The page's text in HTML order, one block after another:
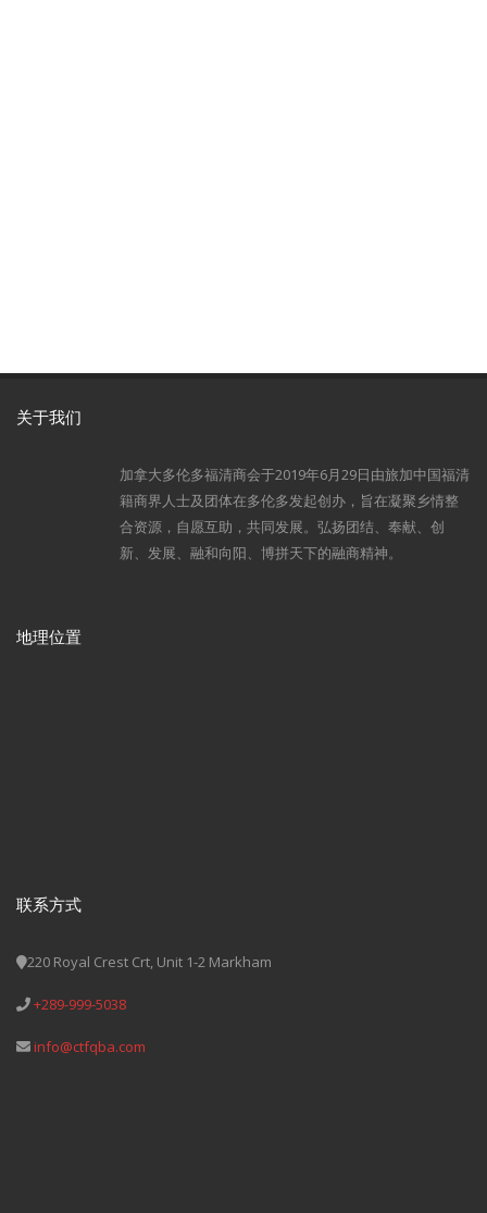
关于我们
加拿大多伦多福清商会于2019年6月29日由旅加中国福清
籍商界人士及团体在多伦多发起创办，旨在凝聚乡情整
合资源，自愿互助，共同发展。弘扬团结、奉献、创
新、发展、融和向阳、博拼天下的融商精神。
地理位置
联系方式
220 Royal Crest Crt, Unit 1-2 Markham
+289-999-5038
info@ctfqba.com